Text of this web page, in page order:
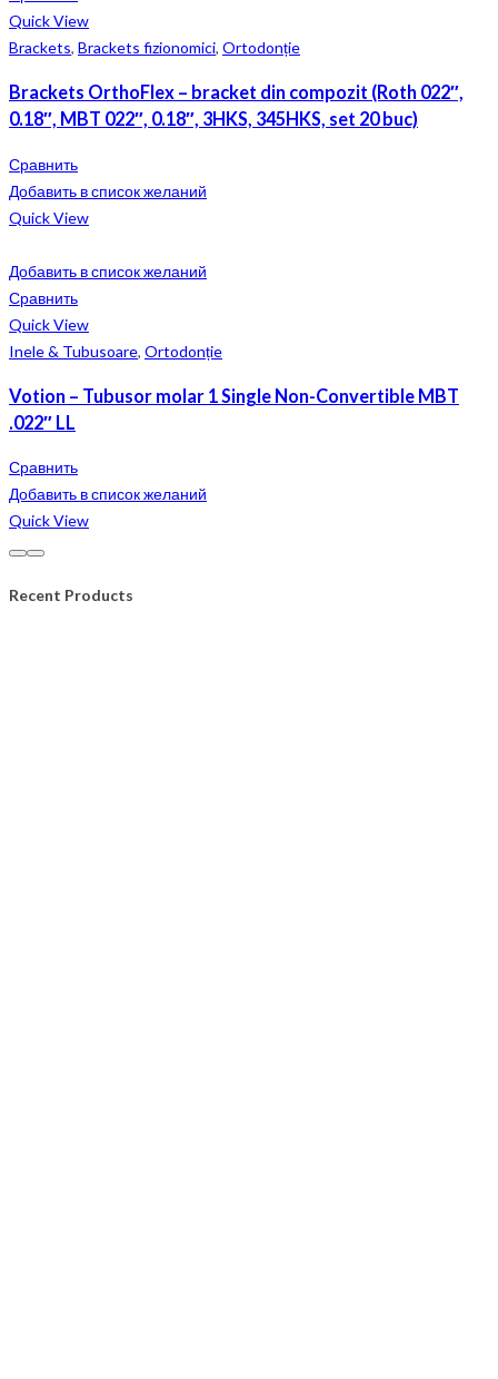
Quick View
Brackets, Brackets fizionomici, Ortodonție
Brackets OrthoFlex – bracket din compozit (Roth 022″,
0.18″, MBT 022″, 0.18″, 3HKS, 345HKS, set 20 buc)
Сравнить
Добавить в список желаний
Quick View
Добавить в список желаний
Сравнить
Quick View
Inele & Tubusoare, Ortodonție
Votion – Tubusor molar 1 Single Non-Convertible MBT
.022″ LL
Сравнить
Добавить в список желаний
Quick View
Recent Products